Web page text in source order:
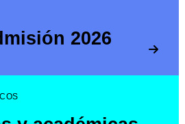
2026